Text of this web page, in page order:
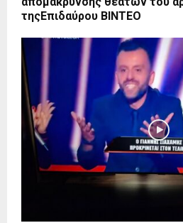
τηςΕπιδαύρου ΒΙΝΤΕΟ